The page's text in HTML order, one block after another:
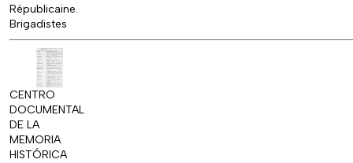
Républicaine.
Brigadistes
CENTRO
DOCUMENTAL
DE LA
MEMORIA
HISTÓRICA